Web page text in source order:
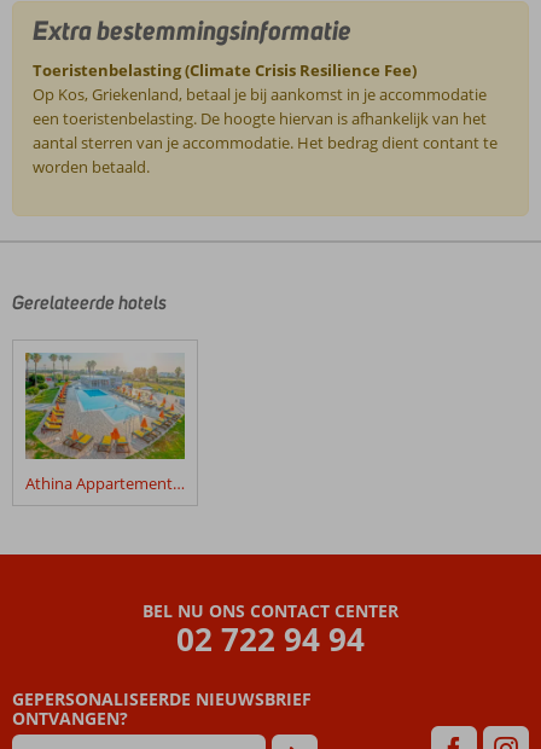
Extra bestemmingsinformatie
Toeristenbelasting (Climate Crisis Resilience Fee)
Op Kos, Griekenland, betaal je bij aankomst in je accommodatie
een toeristenbelasting. De hoogte hiervan is afhankelijk van het
aantal sterren van je accommodatie. Het bedrag dient contant te
worden betaald.
door
klanten
geschreven
na
hun
verblijf
The
Beoordelingen
dan
48
Gerelateerde hotels
Athina Appartementen
BEL NU ONS CONTACT CENTER
02 722 94 94
GEPERSONALISEERDE NIEUWSBRIEF
ONTVANGEN?